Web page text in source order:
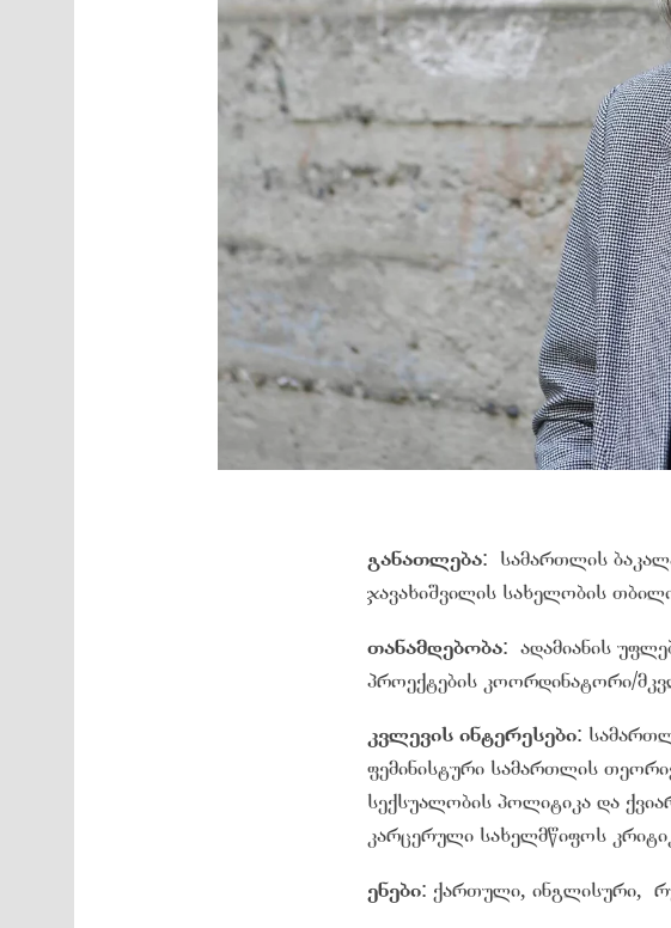
განათლება: სამართლის
ჯავახიშვილის სახელობის
თანამდებობა: ადამიანის
პროექტების კოორდინატორი/
კვლევის ინტერესები:
ფემინისტური სამართლის
სექსუალობის პოლიტიკა და
კარცერული სახელმწიფოს
ენები: ქართული, ინგლისური,